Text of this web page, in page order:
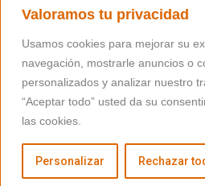
Valoramos tu privacidad
Usamos cookies para mejorar su
navegación, mostrarle anuncios o
personalizados y analizar nuestro
“Aceptar todo” usted da su
las cookies.
Personalizar Rechazar
(+34) 91 766 98 56 /
síguenos en